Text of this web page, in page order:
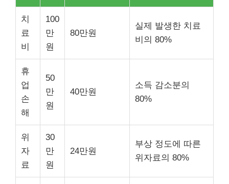
치
료
비
100
만
원
80만원
실제 발생한 치료
비의 80%
휴
업
손
해
50
만
원
40만원
소득 감소분의
80%
위
자
료
30
만
원
24만원
부상 정도에 따른
위자료의 80%